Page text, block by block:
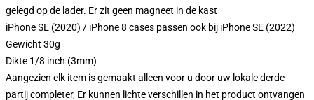
gelegd op de lader. Er zit geen magneet in de kast
iPhone SE (2020) / iPhone 8 cases passen ook bij iPhone SE (2022)
Gewicht 30g
Dikte 1/8 inch (3mm)
Aangezien elk item is gemaakt alleen voor u door uw lokale derde-
partij completer, Er kunnen lichte verschillen in het product ontvangen